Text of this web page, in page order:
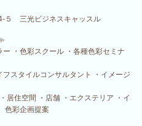
５ 三光ビジネスキャッスル
ー ・色彩スクール ・各種色彩セミナ
フスタイルコンサルタント ・イメージ
居住空間 ・店舗 ・エクステリア ・イ
色彩企画提案